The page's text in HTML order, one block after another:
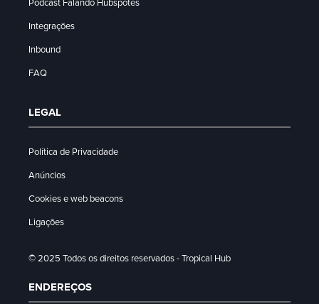
Podcast Falando Hubspotês
Integrações
Inbound
FAQ
LEGAL
Política de Privacidade
Anúncios
Cookies e web beacons
Ligações
© 2025 Todos os direitos reservados - Tropical Hub
ENDEREÇOS